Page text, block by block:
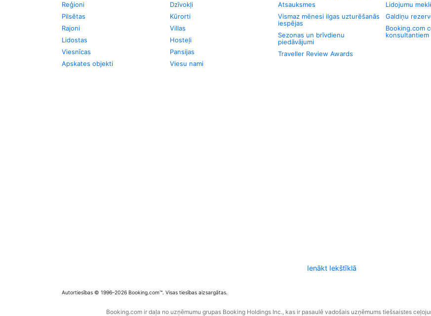
Reģioni
Pilsētas
Rajoni
Lidostas
Viesnīcas
Apskates objekti
Dzīvokļi
Kūrorti
Villas
Hosteļi
Pansijas
Viesu nami
Atsauksmes
Vismaz mēnesi ilgas uzturēšanās
iespējas
Sezonas un brīvdienu
piedāvājumi
Traveller Review Awards
Lidojumu
Galdiņu
Booking.com
konsultantiem
Ienākt Iekštīklā
Autortiesības © 1996–2026 Booking.com™. Visas tiesības aizsargātas.
Booking.com ir daļa no uzņēmumu grupas Booking Holdings Inc., kas ir pasaulē vadošais uzņēmums tiešsaistes